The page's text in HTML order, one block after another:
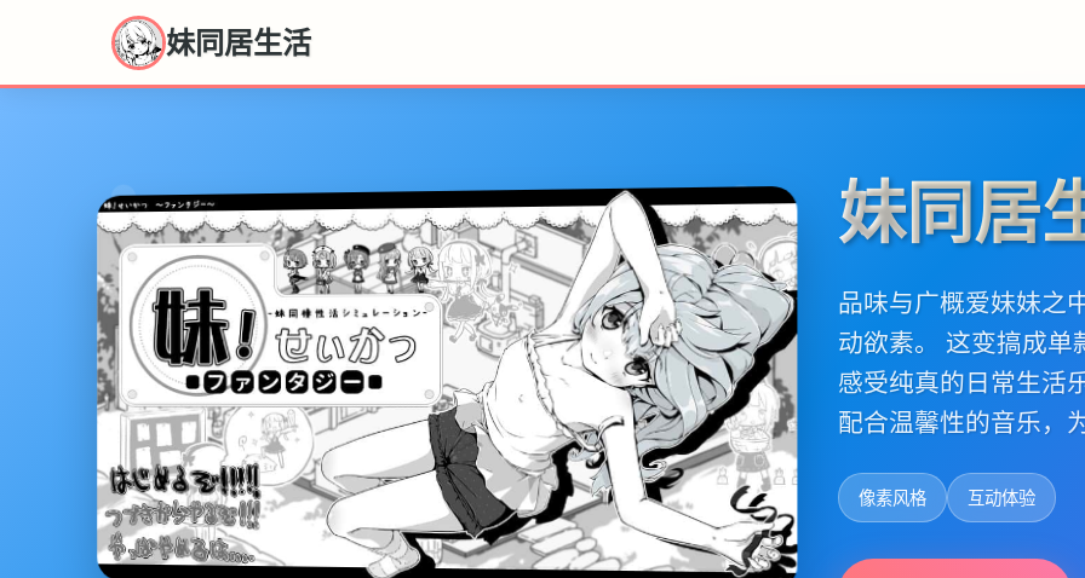
妹同居生活
妹同居
品味与广概爱妹妹之
动欲素。 这变搞成
感受纯真的日常生活
配合温馨性的音乐，
像素风格 互动体验